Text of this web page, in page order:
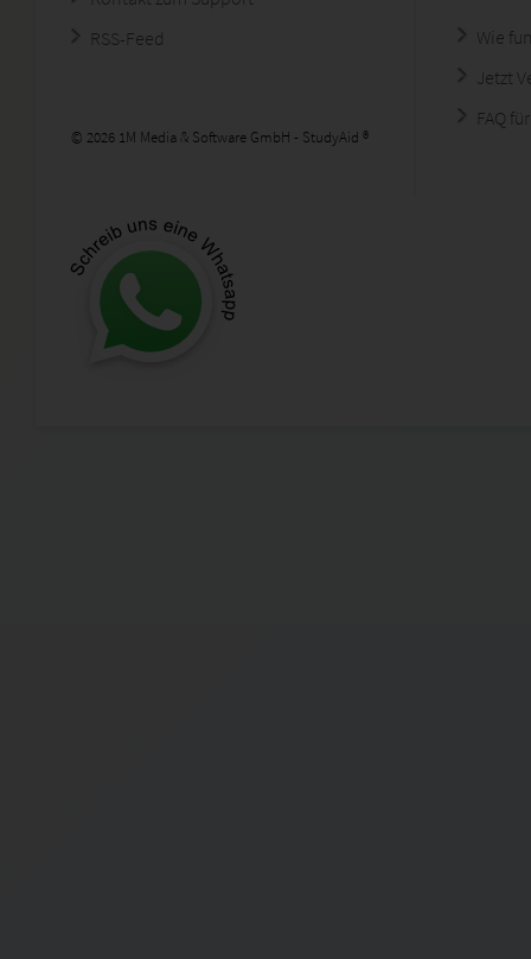
RSS-Feed
© 2026 1M Media & Software GmbH - StudyAid ®
Wie
Jetzt
FAQ